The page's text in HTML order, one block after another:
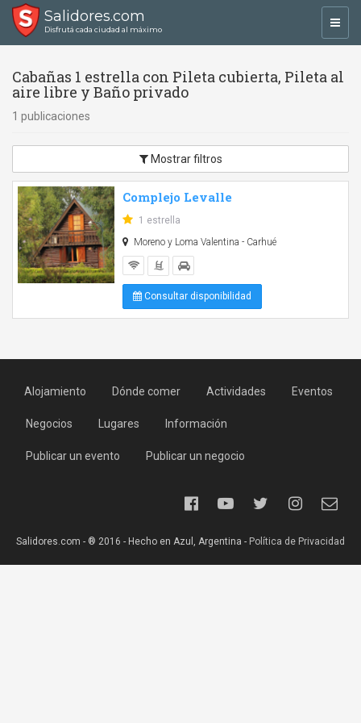
Salidores.com
Disfrutá cada ciudad al máximo
Cabañas 1 estrella con Pileta cubierta, Pileta al
aire libre y Baño privado
1 publicaciones
Mostrar filtros
Complejo Levalle
1 estrella
Moreno y Loma Valentina - Carhué
Consultar disponibilidad
Alojamiento Dónde comer Actividades Eventos
Negocios Lugares Información
Publicar un evento Publicar un negocio
Salidores.com - ® 2016 - Hecho en Azul, Argentina - Política de Privacidad